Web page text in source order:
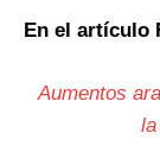
En el artículo
Aumentos